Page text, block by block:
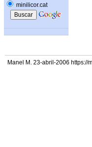
minilicor.cat
Manel M. 23-abril-2006 https://